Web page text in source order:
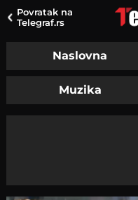
Povratak na
Telegraf.rs
Naslovna
Muzika